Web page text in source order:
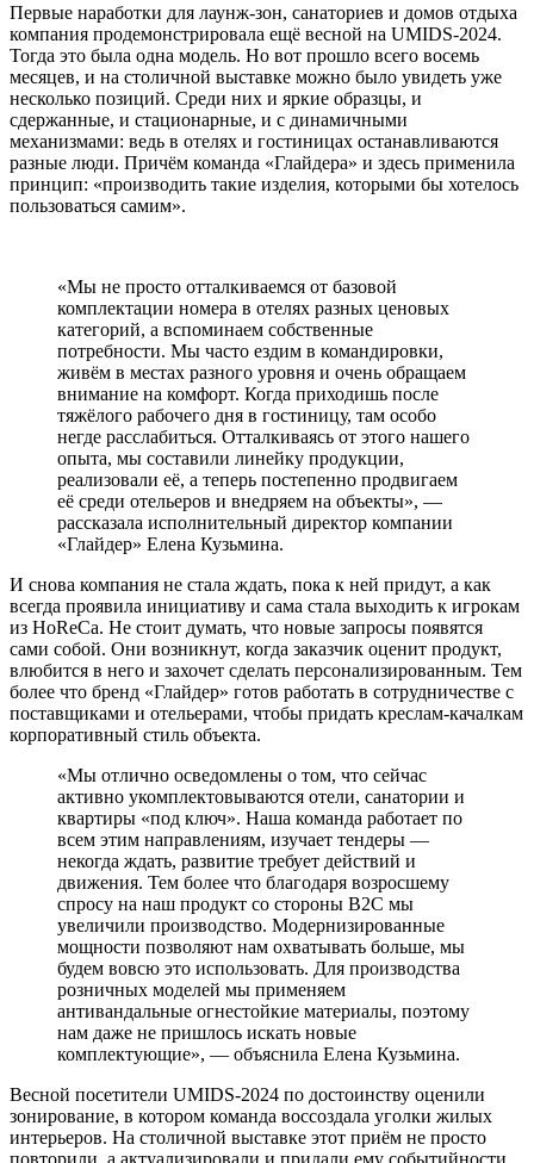
Первые наработки для лаунж-зон, санаториев и домов отдыха
компания продемонстрировала ещё весной на UMIDS-2024.
Тогда это была одна модель. Но вот прошло всего восемь
месяцев, и на столичной выставке можно было увидеть уже
несколько позиций. Среди них и яркие образцы, и
сдержанные, и стационарные, и с динамичными
механизмами: ведь в отелях и гостиницах останавливаются
разные люди. Причём команда «Глайдера» и здесь применила
принцип: «производить такие изделия, которыми бы хотелось
пользоваться самим».
«Мы не просто отталкиваемся от базовой
комплектации номера в отелях разных ценовых
категорий, а вспоминаем собственные
потребности. Мы часто ездим в командировки,
живём в местах разного уровня и очень обращаем
внимание на комфорт. Когда приходишь после
тяжёлого рабочего дня в гостиницу, там особо
негде расслабиться. Отталкиваясь от этого нашего
опыта, мы составили линейку продукции,
реализовали её, а теперь постепенно продвигаем
её среди отельеров и внедряем на объекты», —
рассказала исполнительный директор компании
«Глайдер» Елена Кузьмина.
И снова компания не стала ждать, пока к ней придут, а как
всегда проявила инициативу и сама стала выходить к игрокам
из HoReCa. Не стоит думать, что новые запросы появятся
сами собой. Они возникнут, когда заказчик оценит продукт,
влюбится в него и захочет сделать персонализированным. Тем
более что бренд «Глайдер» готов работать в сотрудничестве с
поставщиками и отельерами, чтобы придать креслам-качалкам
корпоративный стиль объекта.
«Мы отлично осведомлены о том, что сейчас
активно укомплектовываются отели, санатории и
квартиры «под ключ». Наша команда работает по
всем этим направлениям, изучает тендеры —
некогда ждать, развитие требует действий и
движения. Тем более что благодаря возросшему
спросу на наш продукт со стороны В2С мы
увеличили производство. Модернизированные
мощности позволяют нам охватывать больше, мы
будем вовсю это использовать. Для производства
розничных моделей мы применяем
антивандальные огнестойкие материалы, поэтому
нам даже не пришлось искать новые
комплектующие», — объяснила Елена Кузьмина.
Весной посетители UMIDS-2024 по достоинству оценили
зонирование, в котором команда воссоздала уголки жилых
интерьеров. На столичной выставке этот приём не просто
повторили, а актуализировали и придали ему событийности.